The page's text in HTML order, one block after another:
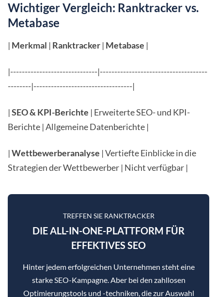
Wichtiger Vergleich: Ranktracker vs.
Metabase
| Merkmal | Ranktracker | Metabase |
|------------------------------|-------------------------------------
--------|----------------------------------|
|SEO & KPI-Berichte | Erweiterte SEO- und KPI-
Berichte | Allgemeine Datenberichte |
|Wettbewerberanalyse | Vertiefte Einblicke in die
Strategien der Wettbewerber | Nicht verfügbar |
TREFFEN SIE RANKTRACKER
DIE ALL-IN-ONE-PLATTFORM FÜR
EFFEKTIVES SEO
Hinter jedem erfolgreichen Unternehmen steht eine
starke SEO-Kampagne. Aber bei den zahllosen
Optimierungstools und -techniken, die zur Auswahl